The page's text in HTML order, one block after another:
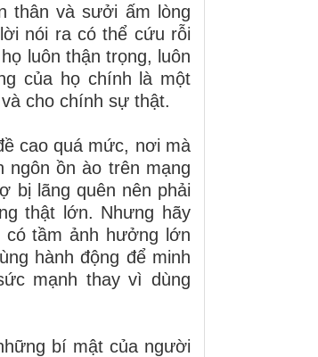
thân và sưởi ấm lòng
nói ra có thể cứu rỗi
luôn thận trọng, luôn
của họ chính là một
cho chính sự thật.
cao quá mức, nơi mà
ngôn ồn ào trên mạng
bị lãng quên nên phải
thật lớn. Nhưng hãy
tầm ảnh hưởng lớn
hành động để minh
mạnh thay vì dùng
bí mật của người